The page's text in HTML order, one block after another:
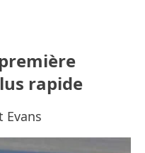
rapide
Evans